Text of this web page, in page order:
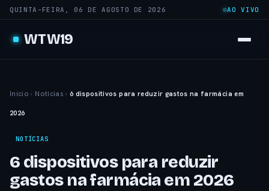
QUINTA-FEIRA, 06 DE AGOSTO DE 2026 AO VIVO
WTW19
Início › Notícias › 6 dispositivos para reduzir gastos na farmácia em
2026
NOTÍCIAS
6 dispositivos para reduzir
gastos na farmácia em 2026